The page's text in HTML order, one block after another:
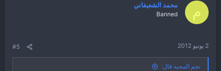
م محمد الشعيفاني
Banned
2 يونيو 2012 #5
نجم المحبه قال: